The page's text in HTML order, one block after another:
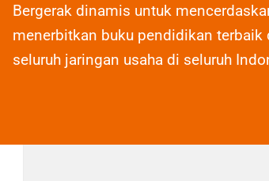
Bergerak dinamis untuk
menerbitkan buku pendidikan terbaik
seluruh jaringan usaha di seluruh